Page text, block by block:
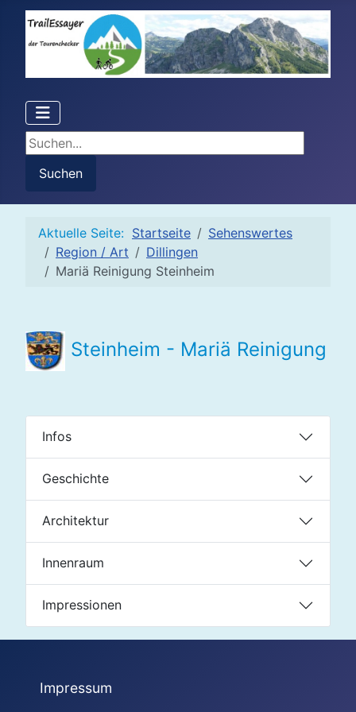
Suchen...
Suchen
Aktuelle Seite: Startseite
Sehenswertes
Region / Art
Dillingen
Mariä Reinigung Steinheim
Steinheim - Mariä Reinigung
Infos
Geschichte
Architektur
Innenraum
Impressionen
Impressum